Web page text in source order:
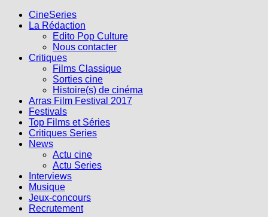
CineSeries
La Rédaction
Edito Pop Culture
Nous contacter
Critiques
Films Classique
Sorties cine
Histoire(s) de cinéma
Arras Film Festival 2017
Festivals
Top Films et Séries
Critiques Series
News
Actu cine
Actu Series
Interviews
Musique
Jeux-concours
Recrutement